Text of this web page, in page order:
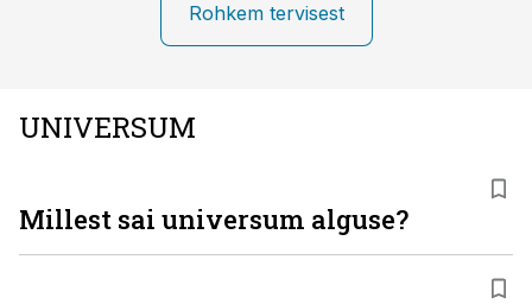
Rohkem tervisest
UNIVERSUM
Millest sai universum alguse?